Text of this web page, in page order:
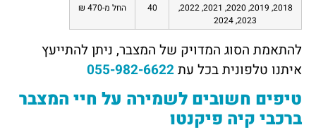
2018, 2019, 2020, 2021, 2022,
2023, 2024
40 החל מ-470 ₪
להתאמת הסוג המדויק של המצבר, ניתן להתייעץ
איתנו טלפונית בכל עת055-982-6622
טיפים חשובים לשמירה על חיי המצבר
ברכבי קיה פיקנטו